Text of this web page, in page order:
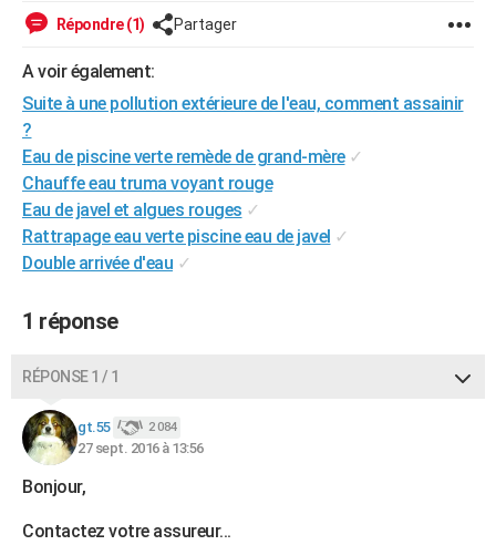
Répondre (1) Partager
A voir également:
Suite à une pollution extérieure de l'eau, comment assainir
?
Eau de piscine verte remède de grand-mère ✓
Chauffe eau truma voyant rouge
Eau de javel et algues rouges ✓
Rattrapage eau verte piscine eau de javel ✓
Double arrivée d'eau ✓
1 réponse
RÉPONSE 1 / 1
gt.55 2 084
27 sept. 2016 à 13:56
Bonjour,
Contactez votre assureur...